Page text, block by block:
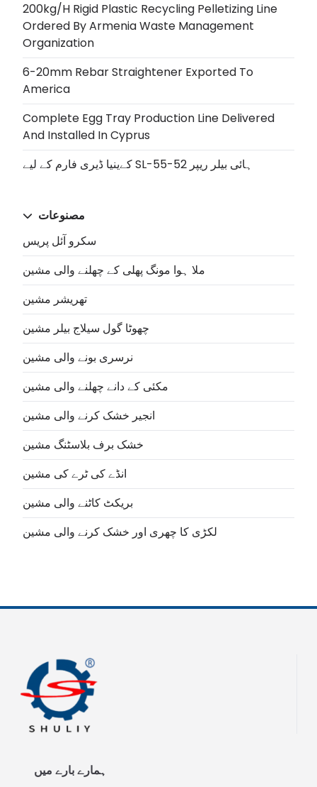
200kg/h Rigid Plastic Recycling Pelletizing Line
Ordered By Armenia Waste Management
Organization
6-20mm Rebar Straightener Exported To
America
Complete Egg Tray Production Line Delivered
And Installed In Cyprus
کےینیا ڈیری فارم کے لیے SL-55-52 ہائی بيلر ریپر
مصنوعات
سکرو آئل پریس
ملا ہوا مونگ پھلی کے چھلنے والی مشین
تھریشر مشین
چھوٹا گول سیلاج بیلر مشین
نرسری بونے والی مشین
مکئی کے دانے چھلنے والی مشین
انجیر خشک کرنے والی مشین
خشک برف بلاسٹنگ مشین
انڈے کی ٹرے کی مشین
بریکٹ کاٹنے والی مشین
لکڑی کا چھری اور خشک کرنے والی مشین
ہمارے بارے میں